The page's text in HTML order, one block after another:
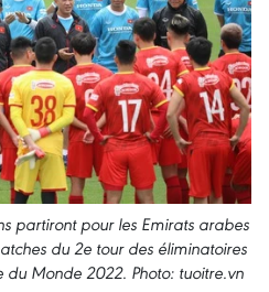
partiront pour les Emirats arabes
du 2e tour des éliminatoires
Monde 2022. Photo: tuoitre.vn